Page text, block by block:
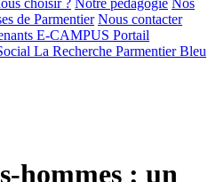
choisir ? Notre pédagogie Nos
de Parmentier Nous contacter
E-CAMPUS Portail
La Recherche Parmentier Bleu
hommes : un